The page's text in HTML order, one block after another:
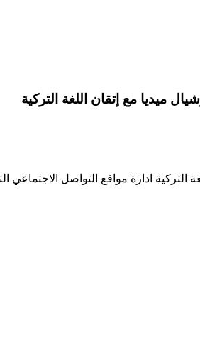
ميديا مع إتقان اللغة التركية
مواقع التواصل الاجتماعي التواصل على